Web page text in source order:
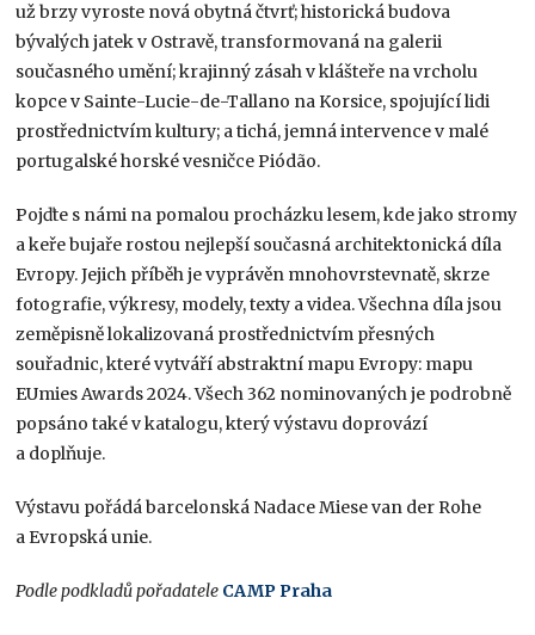
už brzy vyroste nová obytná čtvrť; historická budova
bývalých jatek v Ostravě, transformovaná na galerii
současného umění; krajinný zásah v klášteře na vrcholu
kopce v Sainte-Lucie-de-Tallano na Korsice, spojující lidi
prostřednictvím kultury; a tichá, jemná intervence v malé
portugalské horské vesničce Piódão.
Pojďte s námi na pomalou procházku lesem, kde jako stromy
a keře bujaře rostou nejlepší současná architektonická díla
Evropy. Jejich příběh je vyprávěn mnohovrstevnatě, skrze
fotografie, výkresy, modely, texty a videa. Všechna díla jsou
zeměpisně lokalizovaná prostřednictvím přesných
souřadnic, které vytváří abstraktní mapu Evropy: mapu
EUmies Awards 2024. Všech 362 nominovaných je podrobně
popsáno také v katalogu, který výstavu doprovází
a doplňuje.
Výstavu pořádá barcelonská Nadace Miese van der Rohe
a Evropská unie.
Podle podkladů pořadatele CAMP Praha